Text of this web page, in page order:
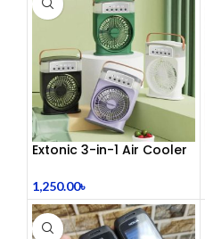
Extonic 3-in-1 Air Cooler
1,250.00৳